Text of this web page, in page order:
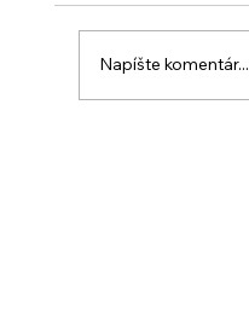
Napíšte komentár...